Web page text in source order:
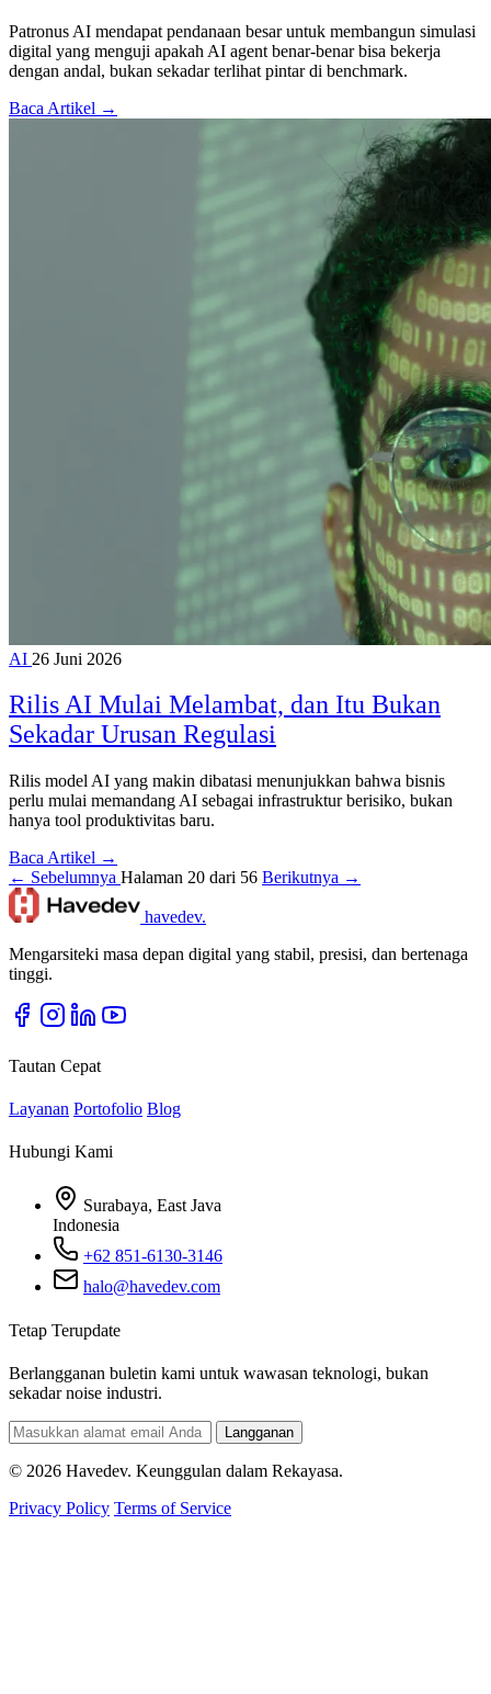
Patronus AI mendapat pendanaan besar untuk membangun simulasi
digital yang menguji apakah AI agent benar-benar bisa bekerja
dengan andal, bukan sekadar terlihat pintar di benchmark.
Baca Artikel →
AI 26 Juni 2026
Rilis AI Mulai Melambat, dan Itu Bukan
Sekadar Urusan Regulasi
Rilis model AI yang makin dibatasi menunjukkan bahwa bisnis
perlu mulai memandang AI sebagai infrastruktur berisiko, bukan
hanya tool produktivitas baru.
Baca Artikel →
← Sebelumnya Halaman 20 dari 56 Berikutnya →
havedev.
Mengarsiteki masa depan digital yang stabil, presisi, dan bertenaga
tinggi.
Tautan Cepat
Layanan Portofolio Blog
Hubungi Kami
Surabaya, East Java
Indonesia
+62 851-6130-3146
halo@havedev.com
Tetap Terupdate
Berlangganan buletin kami untuk wawasan teknologi, bukan
sekadar noise industri.
Langganan
© 2026 Havedev. Keunggulan dalam Rekayasa.
Privacy Policy Terms of Service